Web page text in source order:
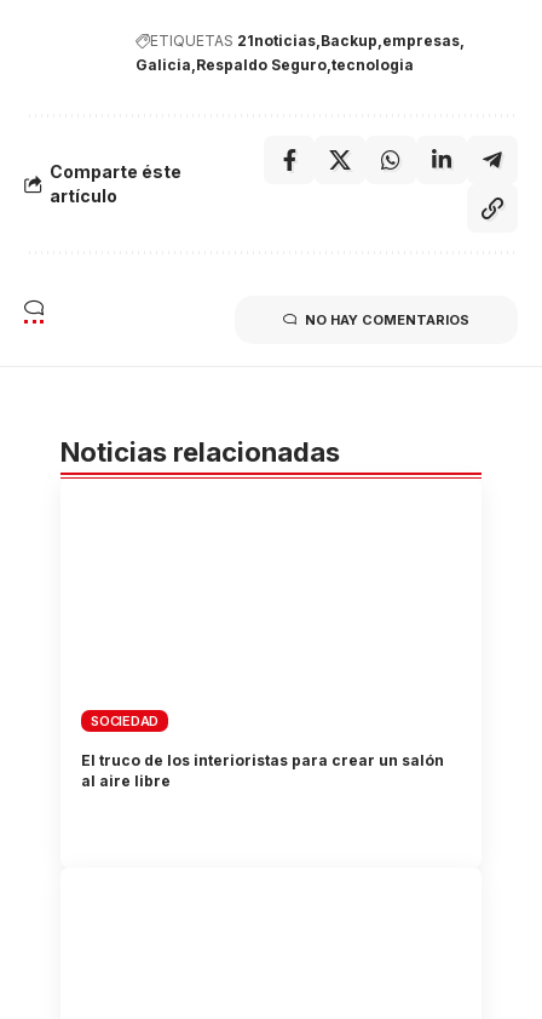
ETIQUETAS 21noticias Backup empresas
Galicia Respaldo Seguro tecnologia
Comparte éste
artículo
NO HAY COMENTARIOS
Noticias relacionadas
SOCIEDAD
El truco de los interioristas para crear un salón
al aire libre